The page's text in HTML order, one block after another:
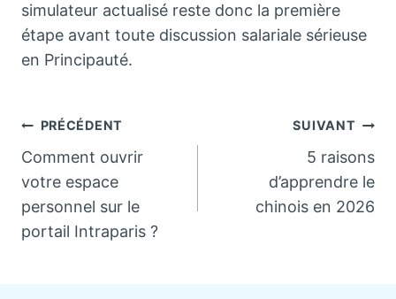
simulateur actualisé reste donc la première
étape avant toute discussion salariale sérieuse
en Principauté.
Navigation
de
l’article
PRÉCÉDENT
Comment ouvrir
votre espace
personnel sur le
portail Intraparis ?
SUIVANT
5 raisons
d’apprendre le
chinois en 2026